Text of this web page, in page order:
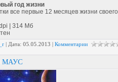
год жизни
все первые 12 месяцев жизни своего
| 314 Мб
| Дата: 05.05.2013 | Комментарии
МАУС